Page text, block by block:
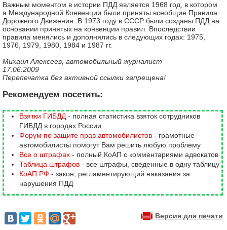
Важным моментом в истории ПДД является 1968 год, в котором
а Международной Конвенции были приняты всеобщие Правила
Дорожного Движения. В 1973 году в СССР были созданы ПДД на
основании принятых на конвенции правил. Впоследствии
правила менялись и дополнялись в следующих годах: 1975,
1976, 1979, 1980, 1984 и 1987 гг.
Михаил Алексеев, автомобильный журналист
17.06.2009
Перепечатка без активной ссылки запрещена!
Рекомендуем посетить:
Взятки ГИБДД - полная статистика взяток сотрудников
ГИБДД в городах России
Форум по защите прав автомобилистов - грамотные
автомобилисты помогут Вам решить любую проблему
Все о штрафах - полный КоАП с комментариями адвокатов
Таблица штрафов - все штрафы, сведенные в одну таблицу
КоАП РФ - закон, регламентирующий наказания за
нарушения ПДД
Версия для печати